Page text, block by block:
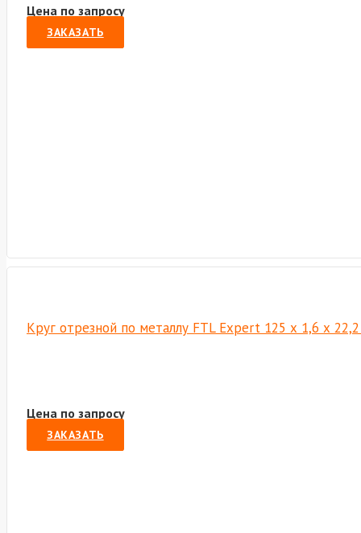
Цена по запросу
ЗАКАЗАТЬ
Круг отрезной по металлу FTL Expert 125 х 1,6 х
Цена по запросу
ЗАКАЗАТЬ